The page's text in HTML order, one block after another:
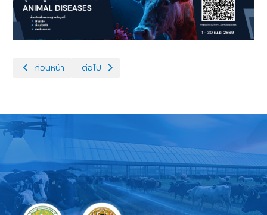
เนื้อหาก่อนหน้า: เสด็จสู่ทิพยศาลัย สมเด็จพระเจ้าลูกเธอ เจ้าฟ้าพัชร
ก่อนหน้า เนื้อหาถัดไป: หนังสือข้อมูลจำนวนปศุสัตว์ในประเทศไ
ต่อไป